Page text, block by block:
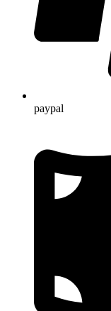
paypal